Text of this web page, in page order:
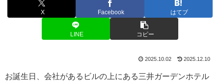
X Facebook はてブ
LINE コピー
2025.10.02 2025.12.10
お誕生日、会社があるビルの上にある三井ガーデンホテル